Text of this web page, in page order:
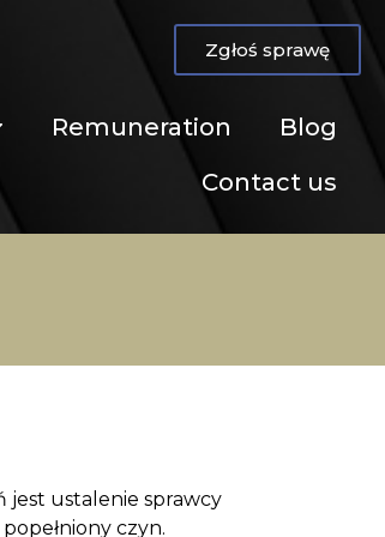
Zgłoś sprawę
Remuneration
Blog
Contact us
jest ustalenie sprawcy
czyn.